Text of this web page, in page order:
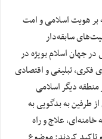
بر هویت اسلامی و امت
سابقه‌دار
جهان اسلام بویژه در
فکری، تبلیغی و اقتصادی
دیگر اسلامی
طرفین به بدگویی به
علاج و راه